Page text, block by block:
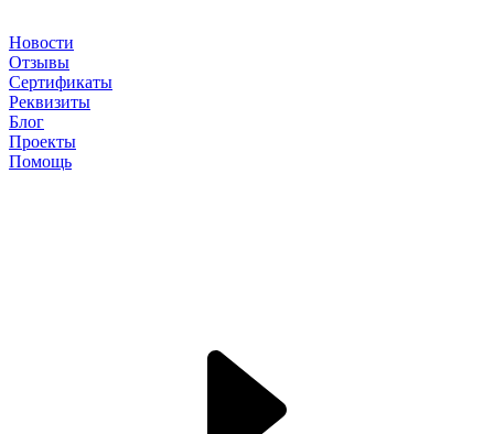
Новости
Отзывы
Сертификаты
Реквизиты
Блог
Проекты
Помощь